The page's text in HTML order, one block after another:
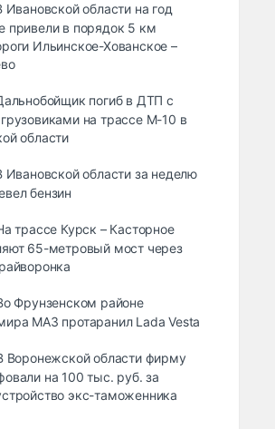
Ивановской области на год
привели в порядок 5 км
Ильинское-Хованское –
погиб в ДТП с
на трассе М-10 в
области
Ивановской области за неделю
бензин
трассе Курск – Касторное
65-метровый мост через
Фрунзенском районе
МАЗ протаранил Lada Vesta
Воронежской области фирму
на 100 тыс. руб. за
экс-таможенника